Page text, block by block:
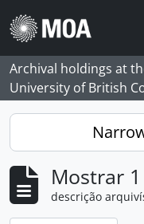
Skip to main content
Archival holdings at
University of British
Mostrar
descrição